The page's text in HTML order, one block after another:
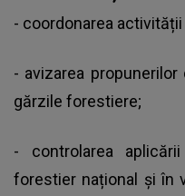
- coordonarea
- avizarea
gărzile forestiere;
- controlarea
forestier național și în